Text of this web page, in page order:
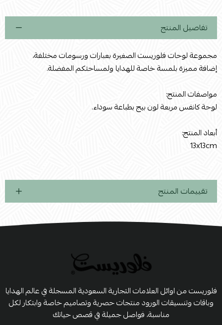
تفاصيل المنتج
مجموعة لوحات فلوريست الصغيرة بعبارات ورسومات مختلفة،
إضافة مميزة بلمسة خاصة للهدايا ولمساحتكم المفضلة.
مواصفات المنتج:
لوحة كانفس مربعة لون بيج بطباعة سوداء.
أبعاد المنتج:
13x13cm
تقييمات المنتج
فلوريست من اوائل العلامات التجارية السعودية المسجلة في عالم الهدايا
وباقات وتنسيقات الورود منتجات حصرية وتصاميم خاصة وابتكار لكل
مناسبة، فواصل جميلة في قصص حياتك